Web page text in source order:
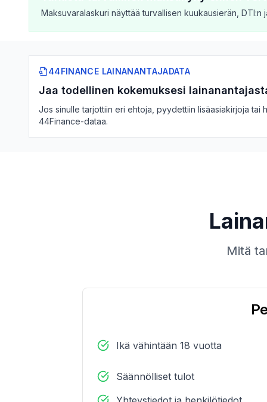
Maksuvaralaskuri näyttää turvallisen kuukausierän,
44FINANCE LAINANANTAJADATA
Jaa todellinen kokemuksesi
Jos sinulle tarjottiin eri ehtoja, pyydettiin lisäasiakirjoja tai
44Finance-dataa.
Mitä
Ikä vähintään 18 vuotta
Säännölliset tulot